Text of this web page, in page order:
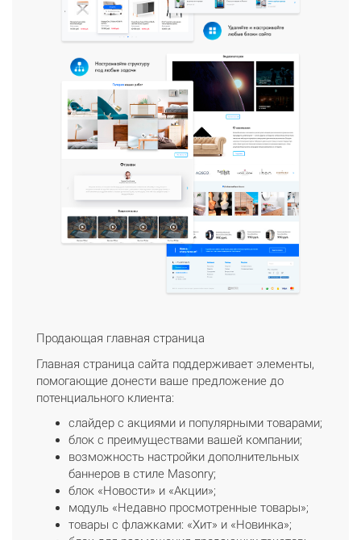
Продающая главная страница
Главная страница сайта поддерживает элементы,
помогающие донести ваше предложение до
потенциального клиента:
слайдер с акциями и популярными товарами;
блок с преимуществами вашей компании;
возможность настройки дополнительных
баннеров в стиле Masonry;
блок «Новости» и «Акции»;
модуль «Недавно просмотренные товары»;
товары с флажками: «Хит» и «Новинка»;